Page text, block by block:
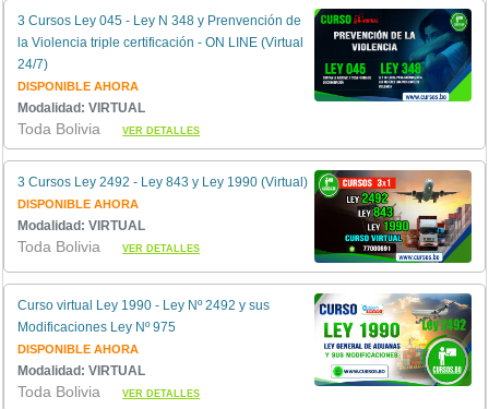
3 Cursos Ley 045 - Ley N 348 y Prenvención de
la Violencia triple certificación - ON LINE (Virtual
24/7)
DISPONIBLE AHORA
Modalidad: VIRTUAL
Toda BoliviaVER DETALLES
3 Cursos Ley 2492 - Ley 843 y Ley 1990 (Virtual)
DISPONIBLE AHORA
Modalidad: VIRTUAL
Toda BoliviaVER DETALLES
Curso virtual Ley 1990 - Ley Nº 2492 y sus
Modificaciones Ley Nº 975
DISPONIBLE AHORA
Modalidad: VIRTUAL
Toda BoliviaVER DETALLES